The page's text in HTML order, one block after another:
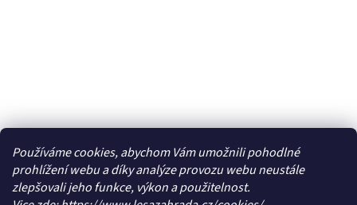
Používáme cookies, abychom Vám umožnili pohodlné
prohlížení webu a díky analýze provozu webu neustále
zlepšovali jeho funkce, výkon a použitelnost.